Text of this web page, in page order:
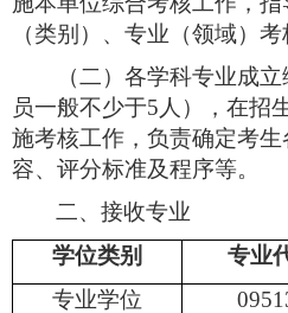
（类别）、专业（领域）
（二）各学科专业成
员一般不少于5 人），在招
施考核工作，负责确定考
容、评分标准及程序等。
二、接收专业
学位类别
专业
专业学位